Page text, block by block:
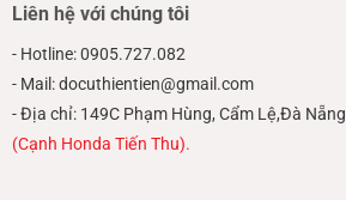
Liên hệ với chúng tôi
- Hotline: 0905.727.082
- Mail: docuthientien@gmail.com
- Địa chỉ: 149C Phạm Hùng, Cẩm Lệ,Đà Nẵng
(Cạnh Honda Tiến Thu).